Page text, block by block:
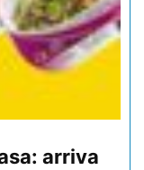
arriva